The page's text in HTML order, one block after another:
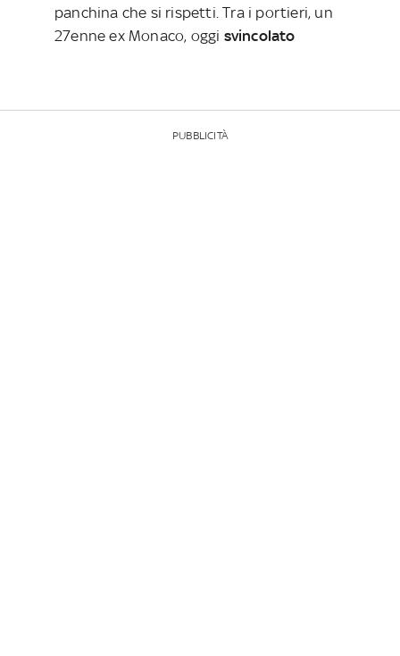
panchina che si rispetti. Tra i portieri, un
27enne ex Monaco, oggi svincolato
PUBBLICITÀ